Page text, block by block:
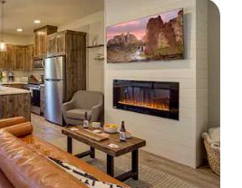
s oznakom „Odabrali gosti”